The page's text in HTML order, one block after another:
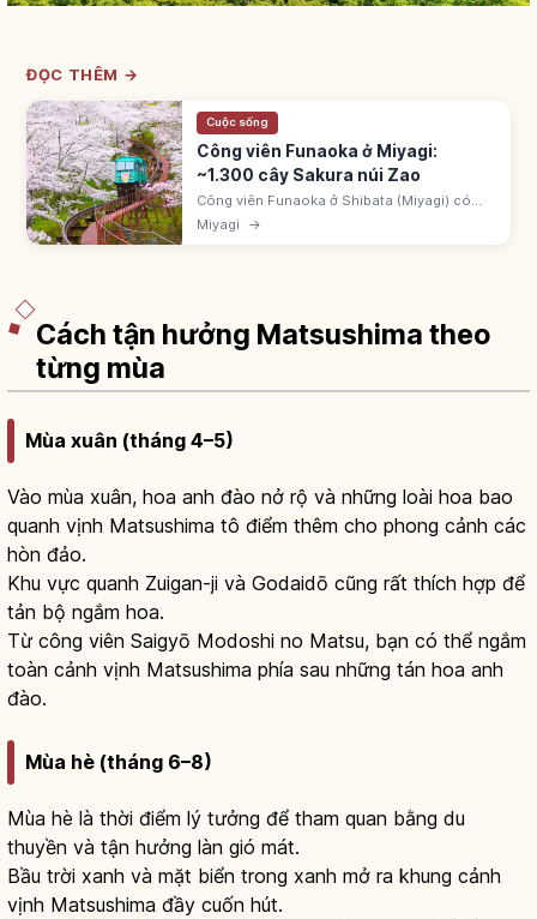
ĐỌC THÊM →
Cuộc sống
Công viên Funaoka ở Miyagi:
~1.300 cây Sakura núi Zao
Công viên Funaoka ở Shibata (Miyagi) có
~1.300 anh đào - '100 điểm ngắm sakura
đẹp'. Tượng Heiwa Kannon 24m. Gần Hitome
Miyagi →
Cách tận hưởng Matsushima theo
từng mùa
Mùa xuân (tháng 4–5)
Vào mùa xuân, hoa anh đào nở rộ và những loài hoa bao
quanh vịnh Matsushima tô điểm thêm cho phong cảnh các
hòn đảo.
Khu vực quanh Zuigan-ji và Godaidō cũng rất thích hợp để
tản bộ ngắm hoa.
Từ công viên Saigyō Modoshi no Matsu, bạn có thể ngắm
toàn cảnh vịnh Matsushima phía sau những tán hoa anh
đào.
Mùa hè (tháng 6–8)
Mùa hè là thời điểm lý tưởng để tham quan bằng du
thuyền và tận hưởng làn gió mát.
Bầu trời xanh và mặt biển trong xanh mở ra khung cảnh
vịnh Matsushima đầy cuốn hút.